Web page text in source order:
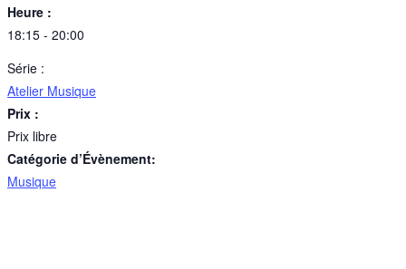
Heure :
18:15 - 20:00
Série :
Atelier Musique
Prix :
Prix libre
Catégorie d’Évènement:
Musique